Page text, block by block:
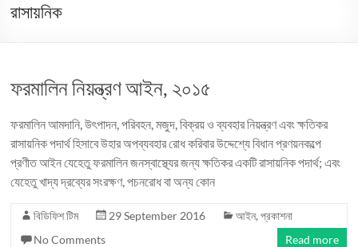
রাসায়নিক
ফরমালিন নিয়ন্ত্রণ আইন, ২০১৫
ফরমালিন আমদানি, উৎপাদন, পরিবহন, মজুদ, বিক্রয় ও ব্যবহার নিয়ন্ত্রণ এবং ক্ষতিকর
রাসায়নিক পদার্থ হিসাবে উহার অপব্যবহার রোধ করিবার উদ্দেশ্যে বিধান প্রণয়নকল্পে
প্রণীত আইন যেহেতু ফরমালিন জনস্বাস্থ্যের জন্য ক্ষতিকর একটি রাসায়নিক পদার্থ; এবং
যেহেতু খাদ্য দ্রব্যের সংরক্ষণ, পচনরোধ বা অন্য কোন
বিডিফিশ টিম 29 September 2016 আইন,প্রকাশনা
No Comments
Read more